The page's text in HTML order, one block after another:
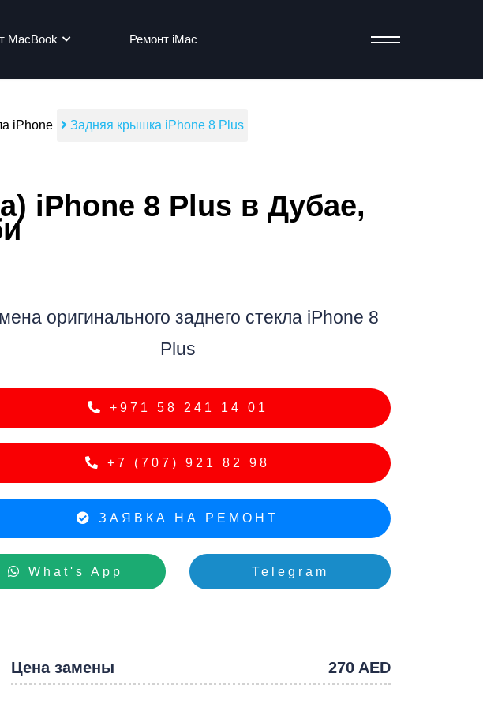
MacBook Ремонт iMac
iPhone Задняя крышка iPhone 8 Plus
iPhone 8 Plus в Дубае,
оригинального заднего стекла iPhone 8
Plus
+971 58 241 14 01
+7 (707) 921 82 98
ЗАЯВКА НА РЕМОНТ
What's App Telegram
Цена замены 270 AED